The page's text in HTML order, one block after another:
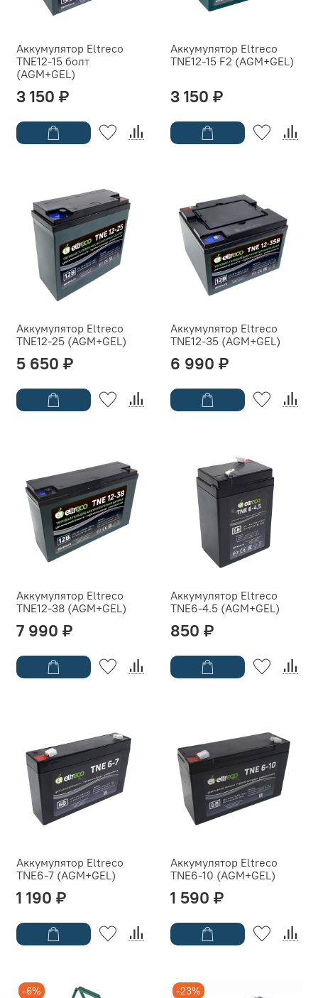
Аккумулятор Eltreco
TNE12-15 болт
(AGM+GEL)
3 150 ₽
Аккумулятор Eltreco
TNE12-15 F2 (AGM+GEL)
3 150 ₽
Аккумулятор Eltreco
TNE12-25 (AGM+GEL)
5 650 ₽
Аккумулятор Eltreco
TNE12-35 (AGM+GEL)
6 990 ₽
Аккумулятор Eltreco
TNE12-38 (AGM+GEL)
7 990 ₽
Аккумулятор Eltreco
TNE6-4.5 (AGM+GEL)
850 ₽
Аккумулятор Eltreco
TNE6-7 (AGM+GEL)
1 190 ₽
Аккумулятор Eltreco
TNE6-10 (AGM+GEL)
1 590 ₽
-6% -23%